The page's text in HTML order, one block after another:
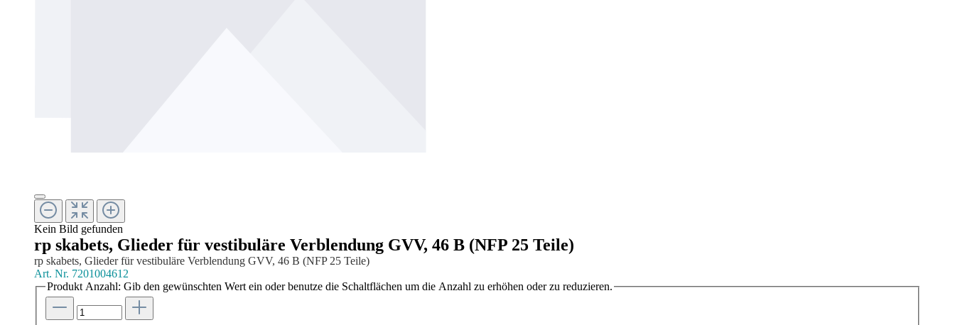
Kein Bild gefunden
rp skabets, Glieder für vestibuläre Verblendung GVV, 46 B (NFP 25 Teile)
rp skabets, Glieder für vestibuläre Verblendung GVV, 46 B (NFP 25 Teile)
Art. Nr. 7201004612
Produkt Anzahl: Gib den gewünschten Wert ein oder benutze die Schaltflächen um die Anzahl zu erhöhen oder zu reduzieren.